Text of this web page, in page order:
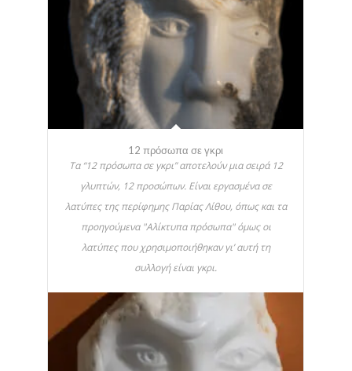
12 πρόσωπα σε γκρι
Τα “12 πρόσωπα σε γκρι” αποτελούν μια σειρά 12
γλυπτών, 12 προσώπων. Είναι εργασμένα σε
λατύπες της περίφημης Παρίας Λίθου, όπως και τα
προηγούμενα "Αλίκτυπα πρόσωπα" όμως οι
λατύπες που χρησιμοποιήθηκαν γι’ αυτή τη
συλλογή είναι γκρι.